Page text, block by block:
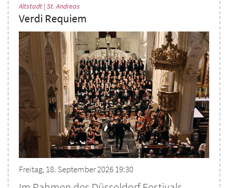
Altstadt | St. Andreas
Verdi Requiem
Freitag, 18. September 2026 19:30